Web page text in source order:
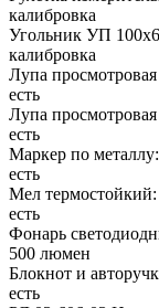
калибровка
Угольник УП
калибровка
Лупа
есть
Лупа
есть
Маркер по металлу:
есть
Мел термостойкий:
есть
Фонарь
500 люмен
Блокнот и
есть